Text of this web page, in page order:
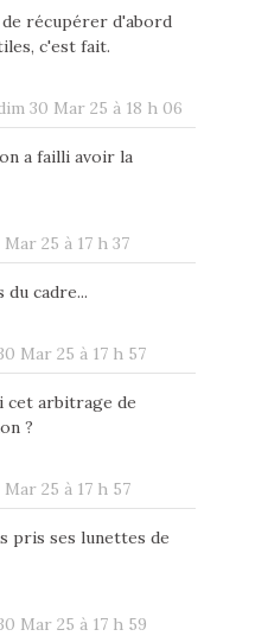
récupérer d'abord
c'est fait.
30 Mar 25 à 18 h 06
a failli avoir la
25 à 17 h 37
cadre...
Mar 25 à 17 h 57
cet arbitrage de
?
25 à 17 h 57
pris ses lunettes de
Mar 25 à 17 h 59